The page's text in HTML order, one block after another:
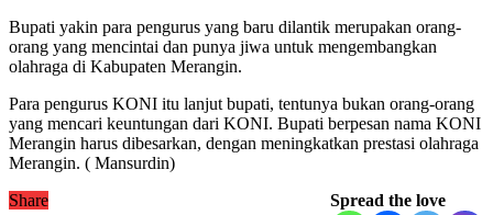
Bupati yakin para pengurus yang baru dilantik merupakan orang-
orang yang mencintai dan punya jiwa untuk mengembangkan
olahraga di Kabupaten Merangin.
Para pengurus KONI itu lanjut bupati, tentunya bukan orang-orang
yang mencari keuntungan dari KONI. Bupati berpesan nama KONI
Merangin harus dibesarkan, dengan meningkatkan prestasi olahraga
Merangin. ( Mansurdin)
Spread the love
Share